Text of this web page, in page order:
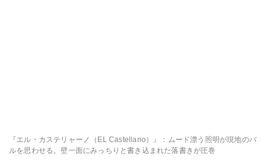
『エル・カステリャーノ（EL Castellano）』：ムード漂う照明が現地のバ
ルを思わせる。壁一面にみっちりと書き込まれた落書きが圧巻